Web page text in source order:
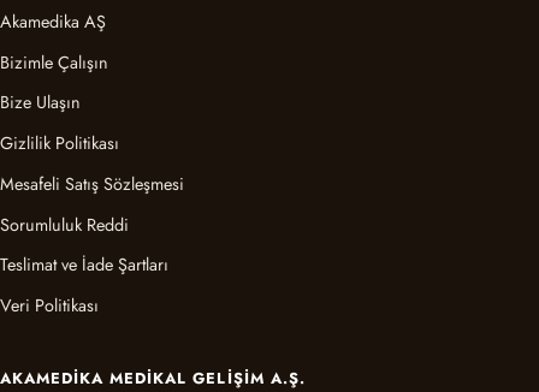
Akamedika AŞ
Bizimle Çalışın
Bize Ulaşın
Gizlilik Politikası
Mesafeli Satış Sözleşmesi
Sorumluluk Reddi
Teslimat ve İade Şartları
Veri Politikası
AKAMEDIKA MEDIKAL GELIŞIM A.Ş.